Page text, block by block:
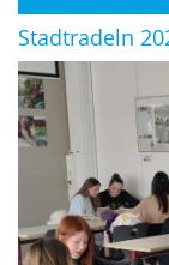
Stadtradeln